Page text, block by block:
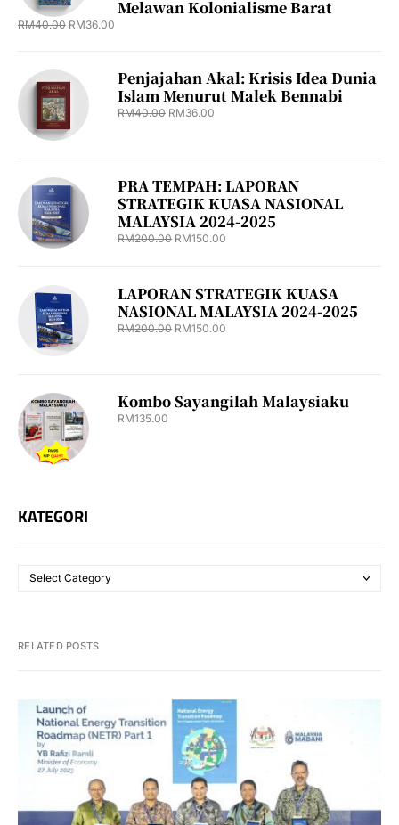
Melawan Kolonialisme Barat
RM40.00 RM36.00
Penjajahan Akal: Krisis Idea Dunia
Islam Menurut Malek Bennabi
RM40.00 RM36.00
PRA TEMPAH: LAPORAN
STRATEGIK KUASA NASIONAL
MALAYSIA 2024-2025
RM200.00 RM150.00
LAPORAN STRATEGIK KUASA
NASIONAL MALAYSIA 2024-2025
RM200.00 RM150.00
Kombo Sayangilah Malaysiaku
RM135.00
KATEGORI
RELATED POSTS